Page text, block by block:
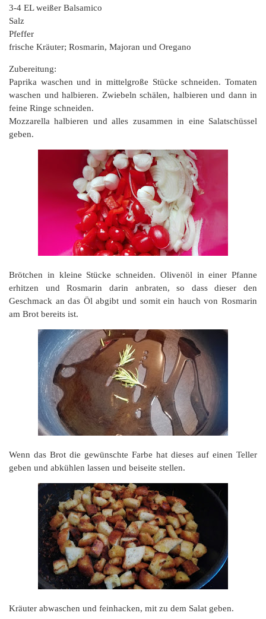
3-4 EL weißer Balsamico
Salz
Pfeffer
frische Kräuter; Rosmarin, Majoran und Oregano
Zubereitung:
Paprika waschen und in mittelgroße Stücke schneiden. Tomaten
waschen und halbieren. Zwiebeln schälen, halbieren und dann in
feine Ringe schneiden.
Mozzarella halbieren und alles zusammen in eine Salatschüssel
geben.
Brötchen in kleine Stücke schneiden. Olivenöl in einer Pfanne
erhitzen und Rosmarin darin anbraten, so dass dieser den
Geschmack an das Öl abgibt und somit ein hauch von Rosmarin
am Brot bereits ist.
Wenn das Brot die gewünschte Farbe hat dieses auf einen Teller
geben und abkühlen lassen und beiseite stellen.
Kräuter abwaschen und feinhacken, mit zu dem Salat geben.